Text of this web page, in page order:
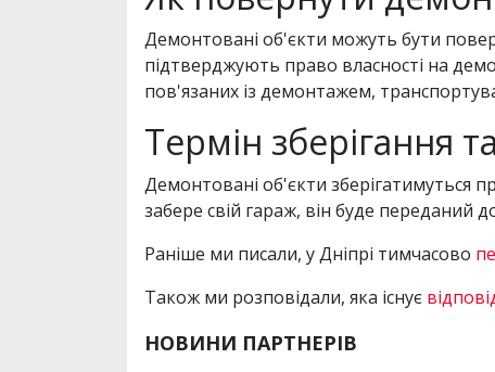
Демонтовані об'єкти можуть бути
підтверджують право власності на
пов'язаних із демонтажем,
Термін зберігання
Демонтовані об'єкти зберігатимуться
забере свій гараж, він буде переданий
Раніше ми писали, у Дніпрі тимчасово
Також ми розповідали, яка існує